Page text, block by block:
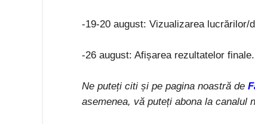
-19-20 august: Vizualizarea lucrărilor/
-26 august: Afișarea rezultatelor finale.
Ne puteți citi și pe pagina noastră de
asemenea, vă puteți abona la canalul